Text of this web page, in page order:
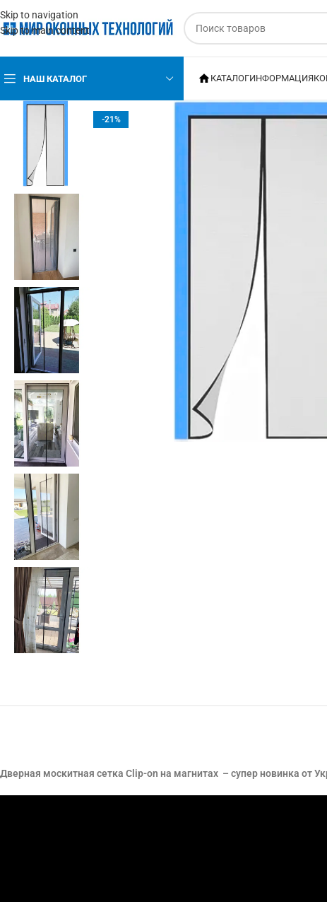
Skip to navigation
Skip to main content
НАШ КАТАЛОГ КАТАЛОГИНФОРМАЦИЯ
-21%
Дверная москитная сетка Clip-on на магнитах – супер новинка от